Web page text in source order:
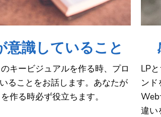
意識していること
キービジュアルを作る時、プロ
ることをお話します。あなたが
作る時必ず役立ちます。
LP
ンド
Web
違い